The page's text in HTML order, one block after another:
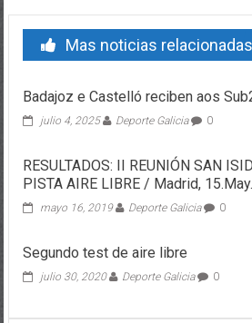
Mas noticias relacionadas
Badajoz e Castelló reciben aos
julio 4, 2025 Deporte Galicia 0
RESULTADOS: II REUNIÓN SAN
PISTA AIRE LIBRE / Madrid,
mayo 16, 2019 Deporte Galicia 0
Segundo test de aire libre
julio 30, 2020 Deporte Galicia 0